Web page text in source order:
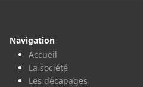
Navigation
Accueil
La société
Les décapages